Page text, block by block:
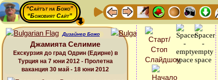
“Сайтът на Божо”
“Божовият Сайт”
Дизайнер Божо
Джамията Селимие
Екскурзия до град Одрин (Едирне) в
Турция на 7 юни 2012 - Пролетна
ваканция 30 май - 18 юни 2012